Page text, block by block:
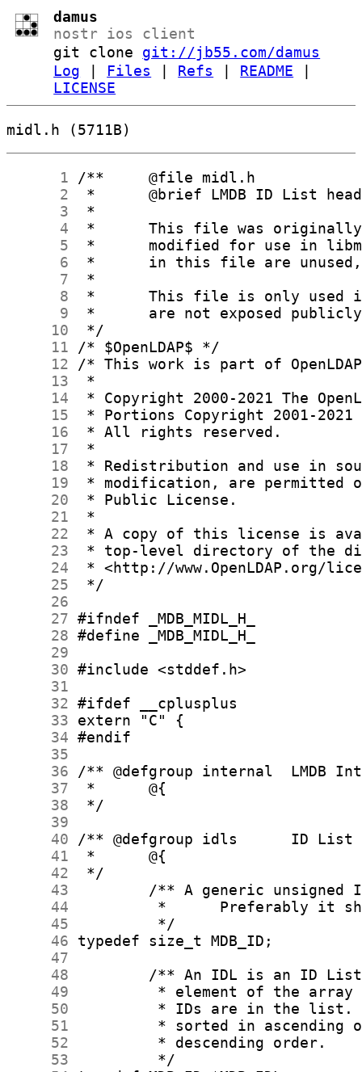
damus
nostr ios client
git clone git://jb55.com/damus
Log
Files Refs README
LICENSE
midl.h (5711B)
      1
      2
      3
      4
      5
      6
      7
      8
      9
     10
     11
     12
     13
     14
     15
     16
     17
     18
     19
     20
     21
     22
     23
     24
     25
     26
     27
     28
     29
     30
     31
     32
     33
     34
     35
     36
     37
     38
     39
     40
     41
     42
     43
     44
     45
     46
     47
     48
     49
     50
     51
     52
     53